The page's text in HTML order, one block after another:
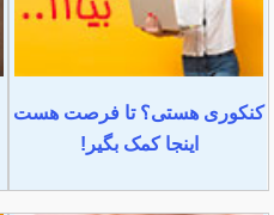
کنکوری هستی؟ تا فرصت هست
اینجا کمک بگیر!